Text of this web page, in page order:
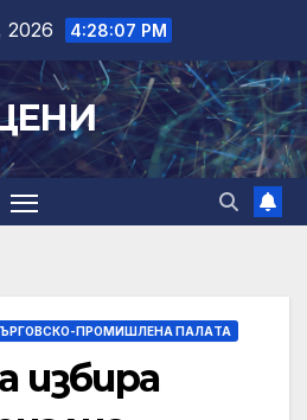
2026 4:28:07 PM
ПРОМИШЛЕНА ПАЛAТА
избира